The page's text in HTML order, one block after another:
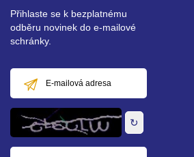
Přihlaste se k bezplatnému
odběru novinek do e-mailové
schránky.
mailová
adresa
↻